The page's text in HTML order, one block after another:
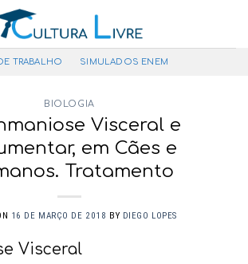
TRABALHO SIMULADOS ENEM
BIOLOGIA
Visceral e
em Cães e
Tratamento
16 DE MARÇO DE 2018 BY DIEGO LOPES
Visceral